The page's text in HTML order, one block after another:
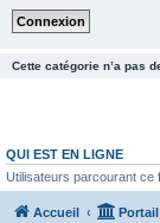
Cette catégorie n’a pas
QUI EST EN LIGNE
Utilisateurs parcourant ce
Accueil Portail